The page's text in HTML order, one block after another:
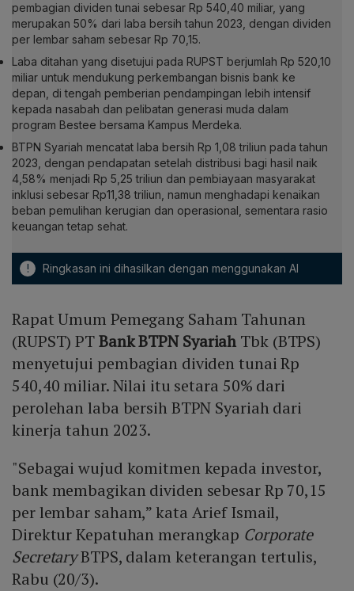
pembagian dividen tunai sebesar Rp 540,40 miliar, yang
merupakan 50% dari laba bersih tahun 2023, dengan dividen
per lembar saham sebesar Rp 70,15.
Laba ditahan yang disetujui pada RUPST berjumlah Rp 520,10
miliar untuk mendukung perkembangan bisnis bank ke
depan, di tengah pemberian pendampingan lebih intensif
kepada nasabah dan pelibatan generasi muda dalam
program Bestee bersama Kampus Merdeka.
BTPN Syariah mencatat laba bersih Rp 1,08 triliun pada tahun
2023, dengan pendapatan setelah distribusi bagi hasil naik
4,58% menjadi Rp 5,25 triliun dan pembiayaan masyarakat
inklusi sebesar Rp11,38 triliun, namun menghadapi kenaikan
beban pemulihan kerugian dan operasional, sementara rasio
keuangan tetap sehat.
! Ringkasan ini dihasilkan dengan menggunakan AI
Rapat Umum Pemegang Saham Tahunan
(RUPST) PTBank BTPN Syariah Tbk (BTPS)
menyetujui pembagian dividen tunai Rp
540,40 miliar. Nilai itu setara 50% dari
perolehan laba bersih BTPN Syariah dari
kinerja tahun 2023.
"Sebagai wujud komitmen kepada investor,
bank membagikan dividen sebesar Rp 70,15
per lembar saham,” kata Arief Ismail,
Direktur Kepatuhan merangkap Corporate
SecretaryBTPS, dalam keterangan tertulis,
Rabu (20/3).